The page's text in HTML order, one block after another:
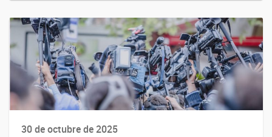
30 de octubre de 2025